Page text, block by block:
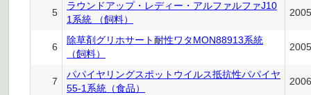
5
ラウンドアップ・レディー・アルファルファJ10
1系統 （飼料）
6
除草剤グリホサート耐性ワタMON88913系統
（飼料）
7
パパイヤリングスポットウイルス抵抗性パパイヤ
55-1系統（食品）